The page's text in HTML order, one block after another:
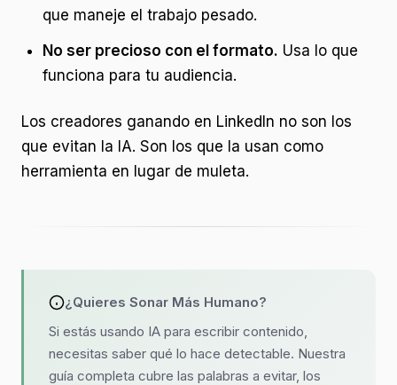
que maneje el trabajo pesado.
No ser precioso con el formato. Usa lo que
funciona para tu audiencia.
Los creadores ganando en LinkedIn no son los
que evitan la IA. Son los que la usan como
herramienta en lugar de muleta.
¿Quieres Sonar Más Humano?
Si estás usando IA para escribir contenido,
necesitas saber qué lo hace detectable. Nuestra
guía completa cubre las palabras a evitar, los